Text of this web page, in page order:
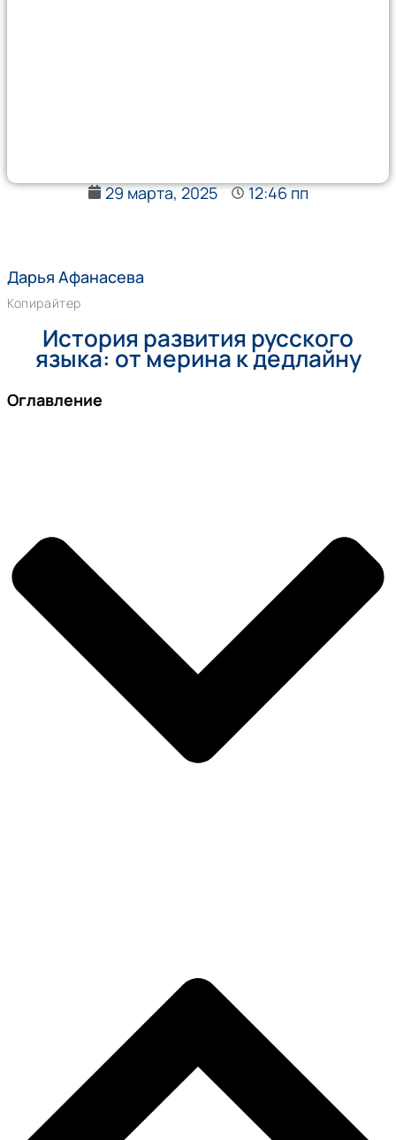
29 марта, 2025 12:46 пп
Дарья Афанасева
Копирайтер
История развития русского
языка: от мерина к дедлайну
Оглавление